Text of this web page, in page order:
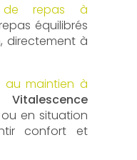
de repas à
équilibrés
directement à
au maintien à
Vitalescence
en situation
confort et